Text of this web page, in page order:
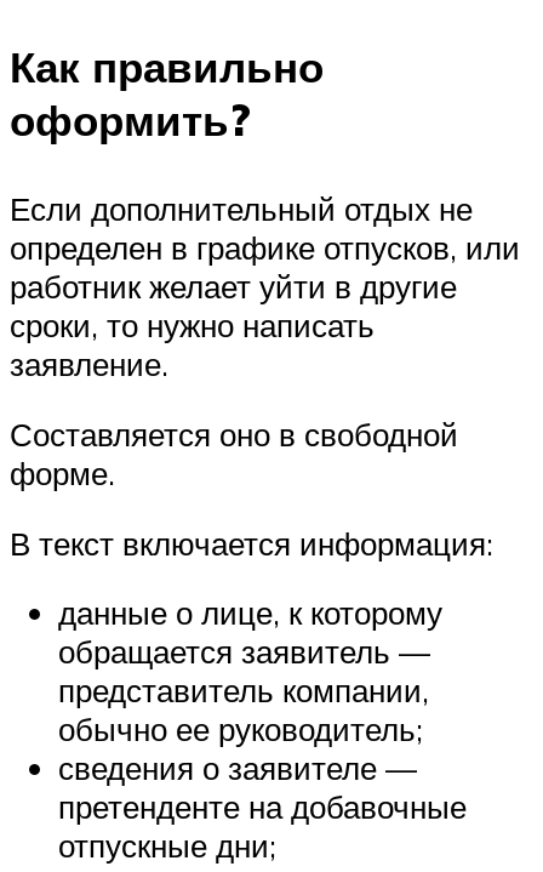
Как правильно
оформить?
Если дополнительный отдых не
определен в графике отпусков, или
работник желает уйти в другие
сроки, то нужно написать
заявление.
Составляется оно в свободной
форме.
В текст включается информация:
данные о лице, к которому
обращается заявитель —
представитель компании,
обычно ее руководитель;
сведения о заявителе —
претенденте на добавочные
отпускные дни;